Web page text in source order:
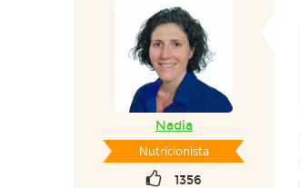
Nadia
Nutricionista
1356